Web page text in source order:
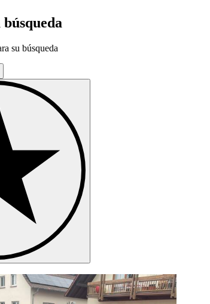
su búsqueda